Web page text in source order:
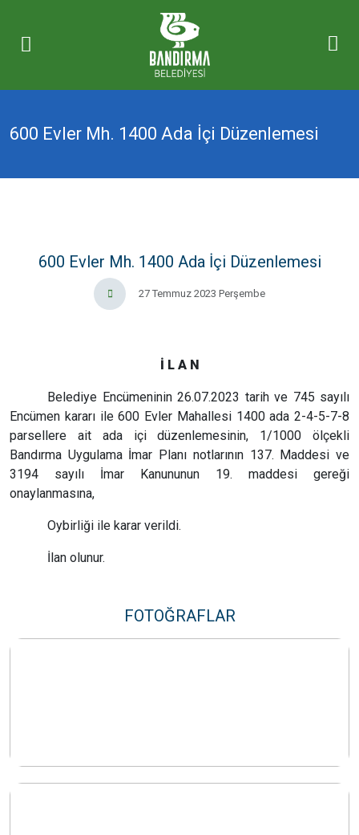
600 Evler Mh. 1400 Ada İçi Düzenlemesi
600 Evler Mh. 1400 Ada İçi Düzenlemesi
27 Temmuz 2023 Perşembe
İ L A N
Belediye Encümeninin 26.07.2023 tarih ve 745 sayılı
Encümen kararı ile 600 Evler Mahallesi 1400 ada 2-4-5-7-8
parsellere ait ada içi düzenlemesinin, 1/1000 ölçekli
Bandırma Uygulama İmar Planı notlarının 137. Maddesi ve
3194 sayılı İmar Kanununun 19. maddesi gereği
onaylanmasına,
Oybirliği ile karar verildi.
İlan olunur.
FOTOĞRAFLAR